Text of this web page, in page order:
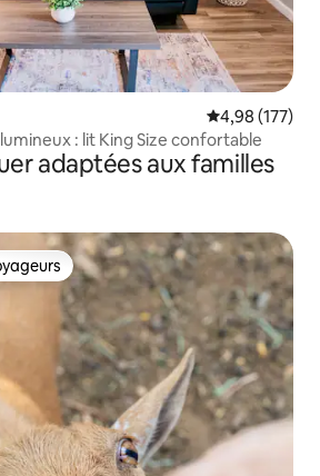
Note
4,98 (177)
: lit King Size confortable
adaptées aux familles
parmi les plus aimés